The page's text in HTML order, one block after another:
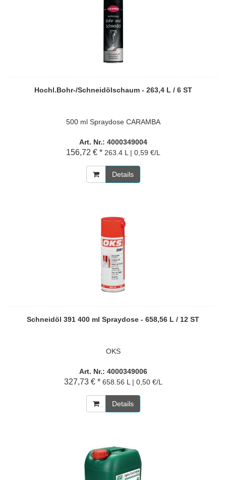
Hochl.Bohr-/Schneidölschaum - 263,4 L / 6 ST
500 ml Spraydose CARAMBA
Art. Nr.: 4000349004
156,72 € * 263.4 L | 0,59 €/L
Details
Schneidöl 391 400 ml Spraydose - 658,56 L / 12 ST
OKS
Art. Nr.: 4000349006
327,73 € * 658.56 L | 0,50 €/L
Details